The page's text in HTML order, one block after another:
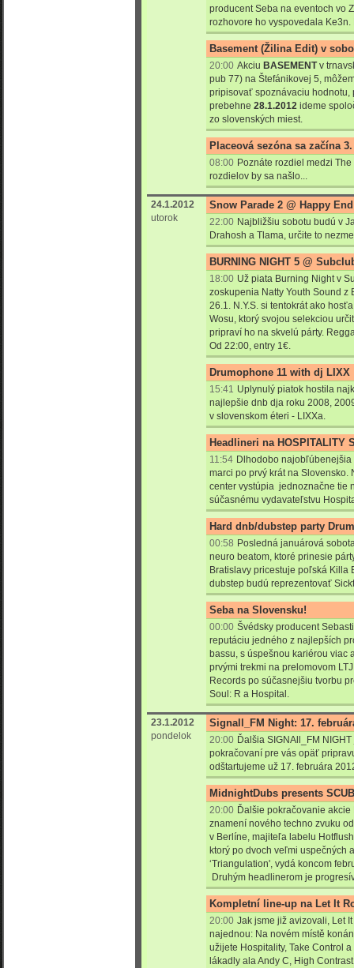
producent Seba na eventoch vo
rozhovore ho vyspovedala Ke3n.
Basement (Žilina Edit) v
20:00 Akciu BASEMENTv
pub 77) na Štefánikovej 5,
pripisovať spoznávaciu hodnotu,
prebehne 28.1.2012 ideme
zo slovenských miest.
Placeová sezóna sa začína
08:00 Poznáte rozdiel medzi
rozdielov by sa našlo...
24.1.2012
utorok
Snow Parade 2 @ Happy
22:00 Najbližšiu sobotu budú v
Drahosh a Tlama, určite to
BURNING NIGHT 5 @
18:00 Už piata Burning Night v
zoskupenia Natty Youth Sound z
26.1. N.Y.S. si tentokrát ako
Wosu, ktorý svojou selekciou
pripraví ho na skvelú párty.
Od 22:00, entry 1€.
Drumophone 11 with dj LIXX
15:41 Uplynulý piatok hostila
najlepšie dnb dja roku 2008,
v slovenskom éteri - LIXXa.
Headlineri na HOSPITALITY
11:54 Dlhodobo
marci po prvý krát na Slovensko.
center vystúpia jednoznačne tie
súčasnému vydavateľstvu
Hard dnb/dubstep party
00:58 Posledná januárová
neuro beatom, ktoré prinesie
Bratislavy pricestuje poľská Killa
dubstep budú reprezentovať
Seba na Slovensku!
00:00 Švédsky producent
reputáciu jedného z najlepších
bassu, s úspešnou kariérou viac
prvými trekmi na prelomovom
Records po súčasnejšiu tvorbu
Soul: R a Hospital.
23.1.2012
pondelok
Signall_FM Night: 17.
20:00 Ďalšia SIGNAll_FM
pokračovaní pre vás opäť
odštartujeme už 17. februára
MidnightDubs presents
20:00 Ďalšie pokračovanie
znamení nového techno zvuku
v Berlíne, majiteľa labelu
ktorý po dvoch veľmi uspečných
‘Triangulation', vydá koncom f
Druhým headlinerom je
Kompletní line-up na Let It
20:00 Jak jsme již avizovali, Let
najednou: Na novém místě
užijete Hospitality, Take Control
lákadly ala Andy C, High